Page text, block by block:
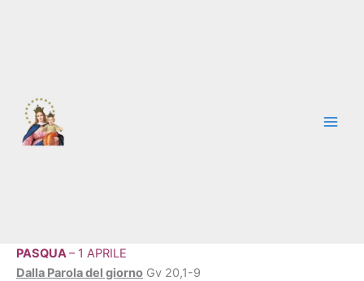
PASQUA– 1 APRILE
Dalla Parola del giorno Gv 20,1-9